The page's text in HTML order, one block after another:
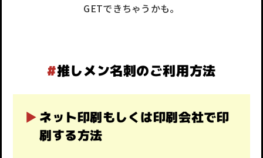
GETできちゃうかも。
#推しメン名刺のご利用方法
ネット印刷もしくは印刷会社で印
刷する方法